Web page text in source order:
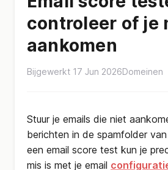
controleer of je
aankomen
Bijgewerkt 17 Jun 2026Domeinen
Stuur je emails die niet
berichten in de spamfolder
een email score test kun je
mis is met je email